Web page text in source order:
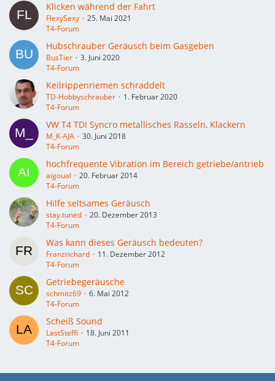
Klicken während der Fahrt
FlexySexy
25. Mai 2021
T4-Forum
Hubschrauber Geräusch beim Gasgeben
BusTier
3. Juni 2020
T4-Forum
Keilrippenriemen schraddelt
TD-Hobbyschrauber
1. Februar 2020
T4-Forum
VW T4 TDI Syncro metallisches Rasseln, Klackern
M_K-AJA
30. Juni 2018
T4-Forum
hochfrequente Vibration im Bereich getriebe/antrieb
aigoual
20. Februar 2014
T4-Forum
Hilfe seltsames Geräusch
stay.tuned
20. Dezember 2013
T4-Forum
Was kann dieses Geräusch bedeuten?
Franzrichard
11. Dezember 2012
T4-Forum
Getriebegeräusche
schmitz69
6. Mai 2012
T4-Forum
Scheiß Sound
LastSteffi
18. Juni 2011
T4-Forum